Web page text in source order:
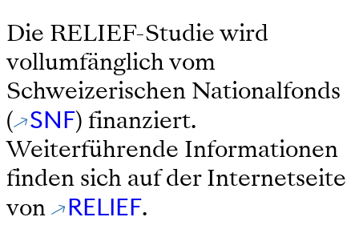
Die RELIEF-Studie wird
vollumfänglich vom
Schweizerischen Nationalfonds
( SNF) finanziert.
Weiterführende Informationen
finden sich auf der Internetseite
von
RELIEF.